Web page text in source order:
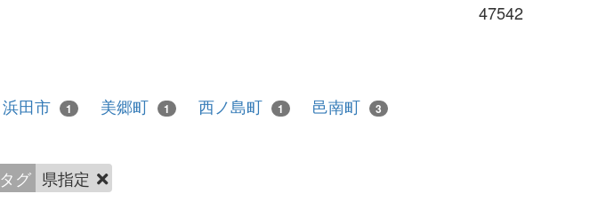
47542
浜田市 1 美郷町 1 西ノ島町 1 邑南町 3
タグ 県指定